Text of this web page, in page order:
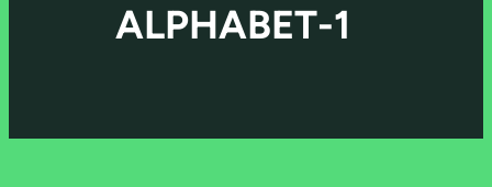
ALPHABET-1